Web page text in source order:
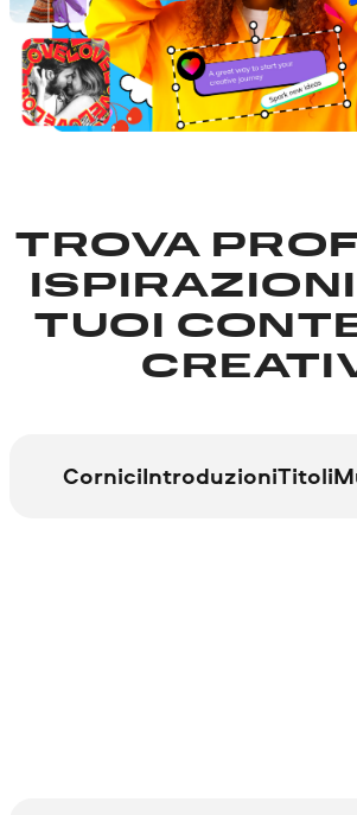
TROVA
ISPIRAZIONI
TUOI
CorniciIntroduzioniTitoli